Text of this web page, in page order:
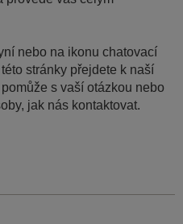
nebo na ikonu chatovací
stránky přejdete k naší
s vaší otázkou nebo
jak nás kontaktovat.